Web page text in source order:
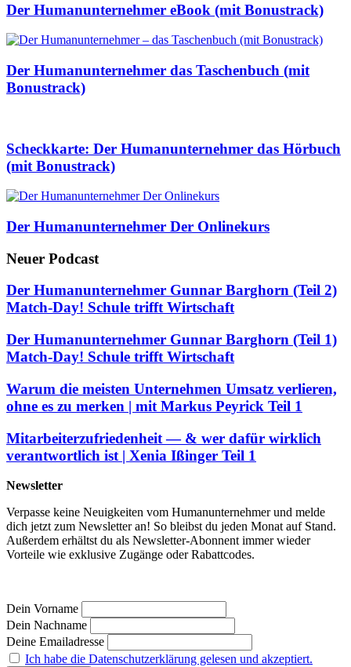
Der Humanunternehmer eBook (mit Bonustrack)
Der Humanunternehmer das Taschenbuch (mit
Bonustrack)
Scheckkarte: Der Humanunternehmer das Hörbuch
(mit Bonustrack)
Der Humanunternehmer Der Onlinekurs
Neuer Podcast
Der Humanunternehmer Gunnar Barghorn (Teil 2)
Match-Day! Schule trifft Wirtschaft
Der Humanunternehmer Gunnar Barghorn (Teil 1)
Match-Day! Schule trifft Wirtschaft
Warum die meisten Unternehmen Umsatz verlieren,
ohne es zu merken | mit Markus Peyrick Teil 1
Mitarbeiterzufriedenheit — & wer dafür wirklich
verantwortlich ist | Xenia Ißinger Teil 1
Newsletter
Verpasse keine Neuigkeiten vom Humanunternehmer und melde
dich jetzt zum Newsletter an! So bleibst du jeden Monat auf Stand.
Außerdem erhältst du als Newsletter-Abonnent immer wieder
Vorteile wie exklusive Zugänge oder Rabattcodes.
Dein Vorname
Dein Nachname
Deine Emailadresse
Ich habe die Datenschutzerklärung gelesen und akzeptiert.